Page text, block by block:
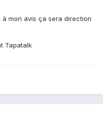
mon avis ça sera direction
Tapatalk